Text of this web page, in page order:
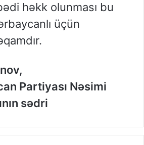
həkk olunması bu
üçün
Partiyası Nəsimi
sədri